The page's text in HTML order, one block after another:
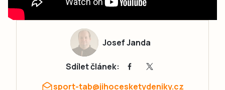
Josef Janda
Sdílet článek:
sport-tab@jihocesketydeniky.cz